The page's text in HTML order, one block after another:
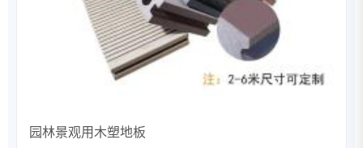
园林景观用木塑地板